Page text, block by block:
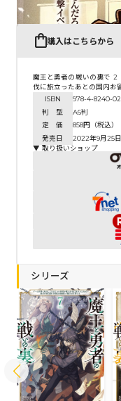
購入はこちらから
魔王と勇者の戦いの裏で
伐に旅立ったあとの国内お
ISBN
978-4-8240-
判 型
A6判
定 価
858円（税込）
発売日
2022年9月25日
▼ 取り扱いショップ
シリーズ